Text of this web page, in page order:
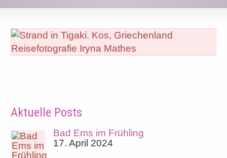
Aktuelle Posts
Bad Ems im Frühling
17. April 2024